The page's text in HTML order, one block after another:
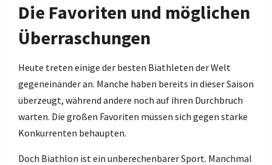
Die Favoriten und möglichen
Überraschungen
Heute treten einige der besten Biathleten der Welt
gegeneinander an. Manche haben bereits in dieser Saison
überzeugt, während andere noch auf ihren Durchbruch
warten. Die großen Favoriten müssen sich gegen starke
Konkurrenten behaupten.
Doch Biathlon ist ein unberechenbarer Sport. Manchmal